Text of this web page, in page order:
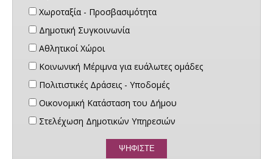
Χωροταξία - Προσβασιμότητα
Δημοτική Συγκοινωνία
Αθλητικοί Χώροι
Κοινωνική Μέριμνα για ευάλωτες ομάδες
Πολιτιστικές Δράσεις - Υποδομές
Οικονομική Κατάσταση του Δήμου
Στελέχωση Δημοτικών Υπηρεσιών